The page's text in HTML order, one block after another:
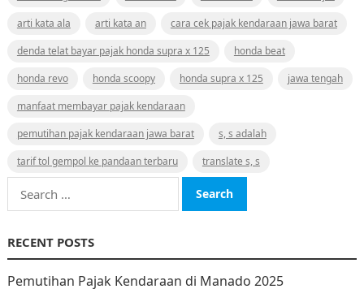
arti kata ala
arti kata an
cara cek pajak kendaraan jawa barat
denda telat bayar pajak honda supra x 125
honda beat
honda revo
honda scoopy honda supra x 125
jawa tengah
manfaat membayar pajak kendaraan
pemutihan pajak kendaraan jawa barat
s, s adalah
tarif tol gempol ke pandaan terbaru
translate s, s
Search
for:
RECENT POSTS
Pemutihan Pajak Kendaraan di Manado 2025